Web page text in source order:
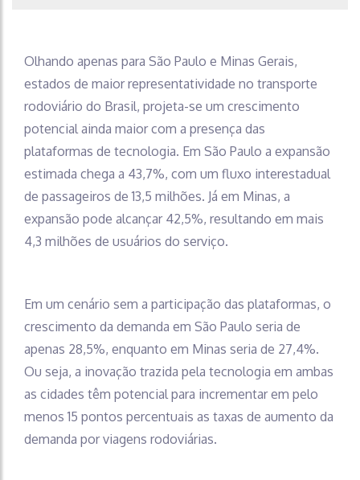
Olhando apenas para São Paulo e Minas Gerais,
estados de maior representatividade no transporte
rodoviário do Brasil, projeta-se um crescimento
potencial ainda maior com a presença das
plataformas de tecnologia. Em São Paulo a expansão
estimada chega a 43,7%, com um fluxo interestadual
de passageiros de 13,5 milhões. Já em Minas, a
expansão pode alcançar 42,5%, resultando em mais
4,3 milhões de usuários do serviço.
Em um cenário sem a participação das plataformas, o
crescimento da demanda em São Paulo seria de
apenas 28,5%, enquanto em Minas seria de 27,4%.
Ou seja, a inovação trazida pela tecnologia em ambas
as cidades têm potencial para incrementar em pelo
menos 15 pontos percentuais as taxas de aumento da
demanda por viagens rodoviárias.